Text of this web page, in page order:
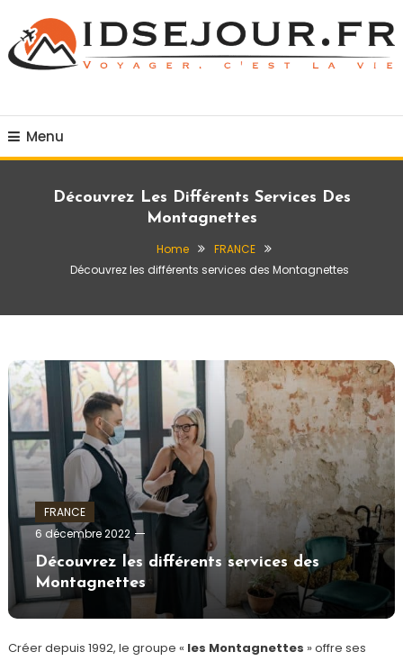
Content
Menu
Découvrez Les Différents Services Des
Montagnettes
Home
FRANCE
Découvrez les différents services des Montagnettes
FRANCE
6 décembre 2022
admin
Découvrez les différents services des
Montagnettes
Créer depuis 1992, le groupe « les Montagnettes » offre ses